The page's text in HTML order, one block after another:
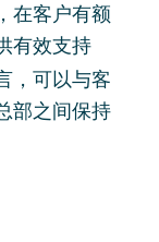
在客户有额
有效支持
，可以与客
部之间保持